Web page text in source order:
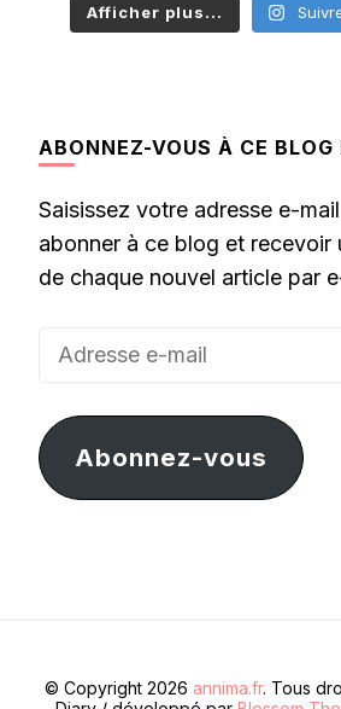
Afficher plus...
ABONNEZ-VOUS À CE BLOG
Saisissez votre adresse e-
abonner à ce blog et recevoir
de chaque nouvel article par
Adresse
mail
Abonnez-vous
© Copyright 2026 annima.fr. Tous